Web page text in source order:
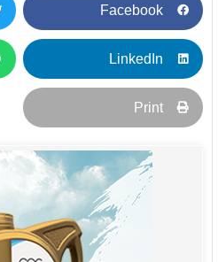
Facebook
LinkedIn
Print